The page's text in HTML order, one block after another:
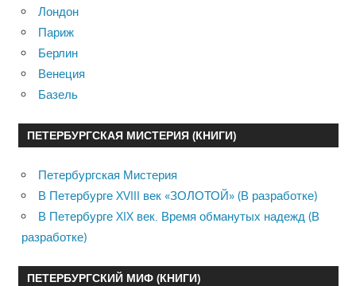
Лондон
Париж
Берлин
Венеция
Базель
ПЕТЕРБУРГСКАЯ МИСТЕРИЯ (КНИГИ)
Петербургская Мистерия
В Петербурге XVIII век «ЗОЛОТОЙ» (В разработке)
В Петербурге XIX век. Время обманутых надежд (В
разработке)
ПЕТЕРБУРГСКИЙ МИФ (КНИГИ)